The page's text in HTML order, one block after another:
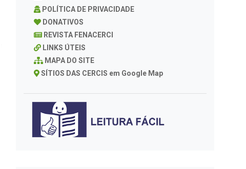
POLÍTICA DE PRIVACIDADE
DONATIVOS
REVISTA FENACERCI
LINKS ÚTEIS
MAPA DO SITE
SÍTIOS DAS CERCIS em Google Map